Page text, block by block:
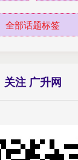
全部话题标签
关注 广升网